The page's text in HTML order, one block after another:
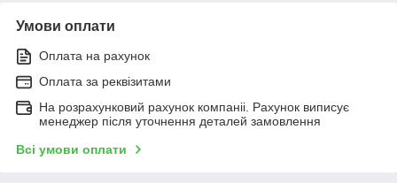
Умови оплати
Оплата на рахунок
Оплата за реквізитами
На розрахунковий рахунок компаніі. Рахунок виписує
менеджер після уточнення деталей замовлення
Всі умови оплати